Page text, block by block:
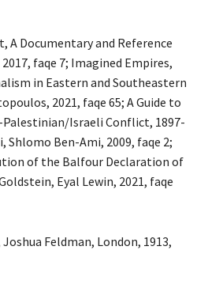
A Documentary and Reference
faqe 7; Imagined Empires,
in Eastern and Southeastern
2021, faqe 65; A Guide to
Israeli Conflict, 1897-
Shlomo Ben-Ami, 2009, faqe 2;
of the Balfour Declaration of
Eyal Lewin, 2021, faqe
Feldman, London, 1913,